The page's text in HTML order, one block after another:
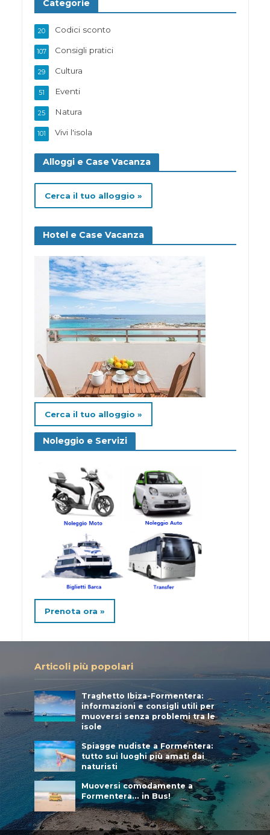
Categorie
Codici sconto
20
Consigli pratici
107
Cultura
29
Eventi
51
Natura
25
Vivi l'isola
101
Alloggi e Case Vacanza
Cerca il tuo alloggio »
Hotel e Case Vacanza
Cerca il tuo alloggio »
Noleggio e Servizi
Prenota ora »
Articoli più popolari
Traghetto Ibiza-Formentera:
informazioni e consigli utili per
muoversi senza problemi tra le
isole
Spiagge nudiste a Formentera:
tutto sui luoghi più amati dai
naturisti
Muoversi comodamente a
Formentera… in Bus!